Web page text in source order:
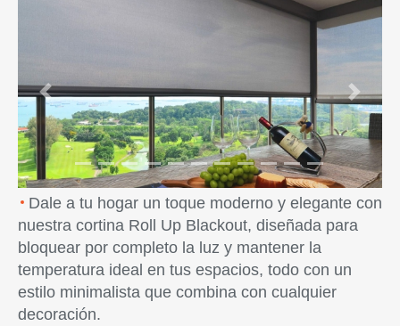
Previous Next
Dale a tu hogar un toque moderno y elegante con
nuestra cortina Roll Up Blackout, diseñada para
bloquear por completo la luz y mantener la
temperatura ideal en tus espacios, todo con un
estilo minimalista que combina con cualquier
decoración.